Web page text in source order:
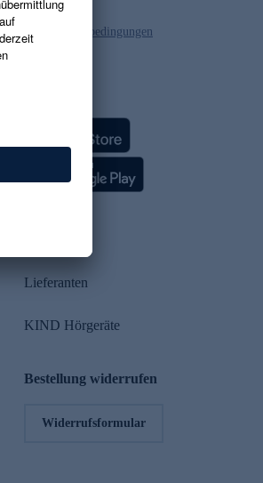
und die Gutscheinbedingungen
Lieferanten
KIND Hörgeräte
Bestellung widerrufen
Widerrufsformular